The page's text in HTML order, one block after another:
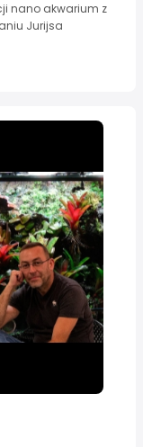
nano akwarium z
Jurijsa